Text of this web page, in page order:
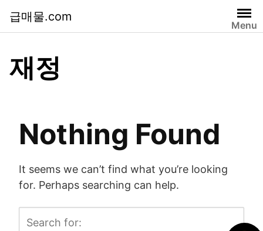
급매물.com
Menu
재정
Nothing Found
It seems we can’t find what you’re looking
for. Perhaps searching can help.